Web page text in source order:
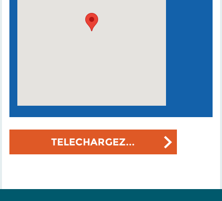
TELECHARGEZ...